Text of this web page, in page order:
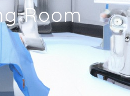
Room